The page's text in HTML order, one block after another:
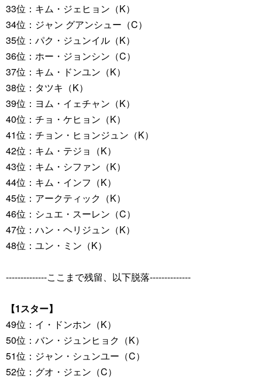
33位：キム・ジェヒョン（K）
34位：ジャン グアンシュー（C）
35位：パク・ジュンイル（K）
36位：ホー・ジョンシン（C）
37位：キム・ドンユン（K）
38位：タツキ（K）
39位：ヨム・イェチャン（K）
40位：チョ・ケヒョン（K）
41位：チョン・ヒョンジュン（K）
42位：キム・テジョ（K）
43位：キム・シファン（K）
44位：キム・インフ（K）
45位：アークティック（K）
46位：シュエ・スーレン（C）
47位：ハン・ヘリジュン（K）
48位：ユン・ミン（K）
--------------ここまで残留、以下脱落--------------
【1スター】
49位：イ・ドンホン（K）
50位：バン・ジュンヒョク（K）
51位：ジャン・シュンユー（C）
52位：グオ・ジェン（C）